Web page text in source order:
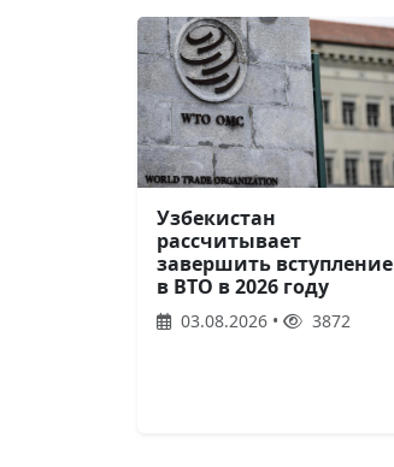
Узбекистан
рассчитывает
завершить вступление
в ВТО в 2026 году
03.08.2026 • 3872